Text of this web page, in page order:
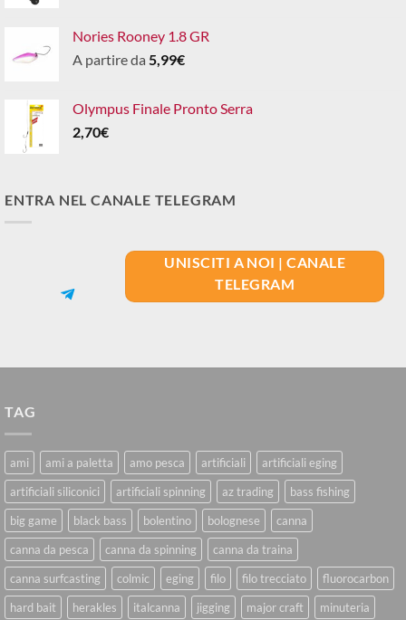
Nories Rooney 1.8 GR
A partire da 5,99€
Olympus Finale Pronto Serra
2,70€
ENTRA NEL CANALE TELEGRAM
UNISCITI A NOI | CANALE
TELEGRAM
TAG
ami ami a paletta amo pesca artificiali
artificiali eging
artificiali siliconici
artificiali spinning az trading
bass fishing
big game
black bass bolentino bolognese
canna
canna da pesca
canna da spinning
canna da traina
canna surfcasting
colmic eging filo filo trecciato
fluorocarbon
hard bait
herakles italcanna jigging major craft minuteria